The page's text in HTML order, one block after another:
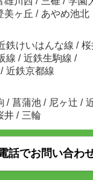
美ヶ丘 / あやめ池北
鉄けいはんな線 / 桜
線 / 近鉄生駒線 /
/ 近鉄京都線
/ 菖蒲池 / 尼ヶ辻 /
井 / 三輪
話でお問い合わ